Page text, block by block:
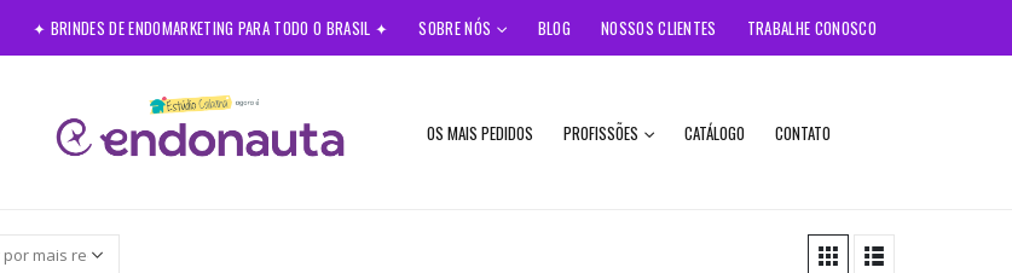
✦ BRINDES DE ENDOMARKETING PARA TODO O BRASIL ✦ SOBRE NÓS BLOG NOSSOS CLIENTES TRABALHE CONOSCO
OS MAIS PEDIDOS PROFISSÕES CATÁLOGO CONTATO